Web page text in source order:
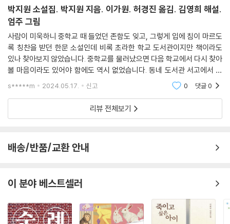
다섯 가지 방법이 군자의 비밀 계획이며, 처세하는 데 쓰는 아름다운 방법
이네.”
… 탑타가 처량하고 슬프게 얼굴빛을 붉히면서 말했다.
“내 한평생 벗을 하나도 사귀지 못할지언정, 너희 말처럼 ‘군자의 사귐’은
안 하겠다.”
---「마장전」중에서
허생이 나가자 모두들 크게 놀라며 “대인께서는 그 손님을 아십니까?” 하
고 물었다. 변 씨가 “몰라” 하자, “그럼 평소 알지도 못하던 자에게 하루아
변 씨가 이렇게 말했다.
부끄럽고 비겁하며 말이 중복되곤 하지. 그런데 이 손님은 옷과 신이 비록
다 떨어졌으나 말이 간단하고 눈매가 오만해. 얼굴에 부끄러운 빛이 없는
것으로 보아, 물질이 갖추어지기를 기다리기 전에 스스로 만족하는 사람이
시하고 이끌었다. 벼슬길이 제한되어 있었던 서얼들과 교류하며 이익과 출
세를 위해 아첨하는 ‘군자의 사귐’을 거부했다. 상대의 본질을 알아주는 참
분에 갇혀 있기보다 다양한 타자와 소통하기를 촉구했다. 해설은 이러한
소망을 각각의 작품에서 발견해 다층적인 박지원의 소설 세계를 하나의 줄
기로 꿰뚫어 읽을 수 있게 돕는다.
소설에서 박지원은 저잣거리에 도는 서민들의 이야기를 적극 수집한다. 신
기한 사람이 있다는 소문을 들으면 그를 찾아 먼 길을 떠나고, 자신의 집에
초청하기도 한다. 허생의 남루한 행색 대신 비범함을 믿은 부자 변 씨가 있
한 우정이 가져올 수 있는 변화가 얼마나 거대한지 이야기하는 것이다. 25
0여 년이 지난 지금도 청소년에게 《박지원 소설집》을 권하는 이유다.
박지원 소설집. 박지원 지음. 이가원. 허경진 옮김. 김영희 해설.
엄주 그림
사람이 미욱하니 중학교 때 들었던 존함도 잊고, 그렇게 입에 침이 마르도
록 칭찬을 받던 한문 소설인데 비록 초라한 학교 도서관이지만 책이라도
있나 찾아보지 않았습니다. 중학교를 물러났으면 다음 학교에서 다시 찾아
볼 마음이라도 있어야 함에도 역시 없었습니다. 동네 도서관 서고에서 발
견하고도 한참을 기다린 후가 되어서 마음을 냈습니다. 2022년 10월 15
s*****m 2024.05.17. 신고 0 댓글0
리뷰 전체보기
배송/반품/교환 안내
이 분야 베스트셀러